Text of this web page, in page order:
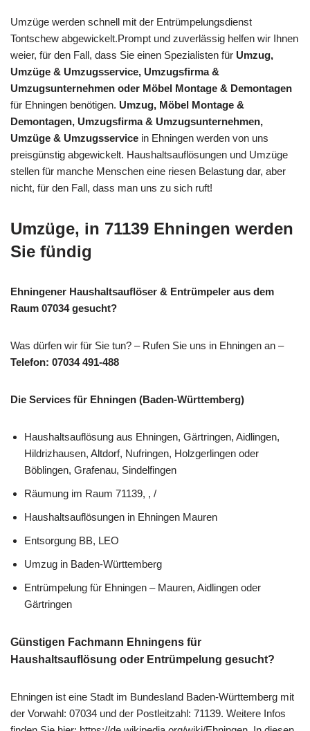
Umzüge werden schnell mit der Entrümpelungsdienst
Tontschew abgewickelt.Prompt und zuverlässig helfen wir Ihnen
weier, für den Fall, dass Sie einen Spezialisten für Umzug,
Umzüge & Umzugsservice, Umzugsfirma &
Umzugsunternehmen oder Möbel Montage & Demontagen
für Ehningen benötigen. Umzug, Möbel Montage &
Demontagen, Umzugsfirma & Umzugsunternehmen,
Umzüge & Umzugsservice in Ehningen werden von uns
preisgünstig abgewickelt. Haushaltsauflösungen und Umzüge
stellen für manche Menschen eine riesen Belastung dar, aber
nicht, für den Fall, dass man uns zu sich ruft!
Umzüge, in 71139 Ehningen werden
Sie fündig
Ehningener Haushaltsauflöser & Entrümpeler aus dem
Raum 07034 gesucht?
Was dürfen wir für Sie tun? – Rufen Sie uns in Ehningen an –
Telefon: 07034 491-488
Die Services für Ehningen (Baden-Württemberg)
Haushaltsauflösung aus Ehningen, Gärtringen, Aidlingen,
Hildrizhausen, Altdorf, Nufringen, Holzgerlingen oder
Böblingen, Grafenau, Sindelfingen
Räumung im Raum 71139, , /
Haushaltsauflösungen in Ehningen Mauren
Entsorgung BB, LEO
Umzug in Baden-Württemberg
Entrümpelung für Ehningen – Mauren, Aidlingen oder
Gärtringen
Günstigen Fachmann Ehningens für
Haushaltsauflösung oder Entrümpelung gesucht?
Ehningen ist eine Stadt im Bundesland Baden-Württemberg mit
der Vorwahl: 07034 und der Postleitzahl: 71139. Weitere Infos